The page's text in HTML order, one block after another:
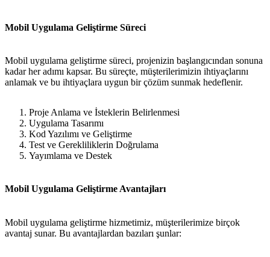
Mobil Uygulama Geliştirme Süreci
Mobil uygulama geliştirme süreci, projenizin başlangıcından sonuna
kadar her adımı kapsar. Bu süreçte, müşterilerimizin ihtiyaçlarını
anlamak ve bu ihtiyaçlara uygun bir çözüm sunmak hedeflenir.
Proje Anlama ve İsteklerin Belirlenmesi
Uygulama Tasarımı
Kod Yazılımı ve Geliştirme
Test ve Gerekliliklerin Doğrulama
Yayımlama ve Destek
Mobil Uygulama Geliştirme Avantajları
Mobil uygulama geliştirme hizmetimiz, müşterilerimize birçok
avantaj sunar. Bu avantajlardan bazıları şunlar: